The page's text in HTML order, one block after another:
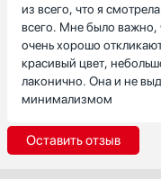
из всего, что я
всего. Мне было важно,
очень хорошо
красивый цвет,
лаконично. Она и не
минимализмом
Оставить отзыв